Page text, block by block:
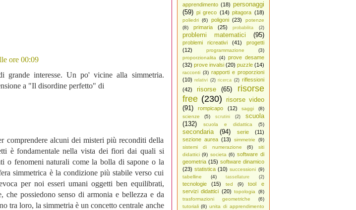
apprendimento (18) personaggi
(59) pi greco (14) pitagora (18)
poliedri (6) poligoni (23)
potenze
(8)
primaria (25) probabilita (2)
problemi matematici (95)
problemi ricreativi (41)
progetti
(12)
programmazione
(3)
proporzionalita
(4) prove desame
(32) prove invalsi (20) puzzle (14)
racconti (3) rapporti e proporzioni
(10) relativi (2) ricerca (2) riflessioni
(42)
risorse (65)
risorse
free (230) risorse video
(91)
rompicapo (12) saggi
(8)
scienze
(5) scrutini (2)
scuola
(132)
scuola e didattica (5)
secondaria (94) serie
(11)
sezione aurea (13) simmetrie
(9)
sistemi di numerazione
(6)
siti
didattici (9) societa (6) software di
geometria (15) software dinamico
(23) statistica (10) successioni (9)
tabelline
(4) tassellature (2)
tecnologie (15) ted (9)
tool e
servizi didattici (20) topologia
(8)
trasformazioni geometriche
(6)
tutoriali (8) unita di apprendimento
ore 00:09
grande interesse. Un po' vicine alla simmetria.
a "Il disordine perfetto" di
comprendere alcuni dei misteri più reconditi della
è fondamentale nella vista dei fiori dai quali si
o fenomeni naturali come la bolla di sapone o la
simmetrica è la condizione più stabile verso cui
per noi esseri umani oggetti ben equilibrati,
che possiedono senso di armonia e bellezza e da
tra loro, la simmetria è un concetto centrale anche